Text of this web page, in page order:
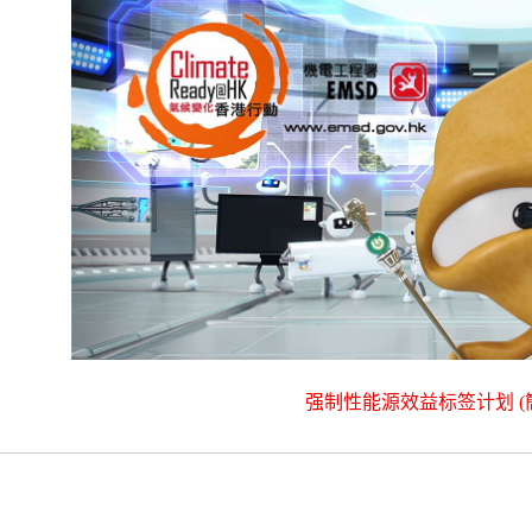
强制性能源效益标签计划 (